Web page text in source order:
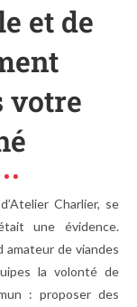
et de
votre
Charlier, se
une évidence.
amateur de viandes
la volonté de
: proposer des